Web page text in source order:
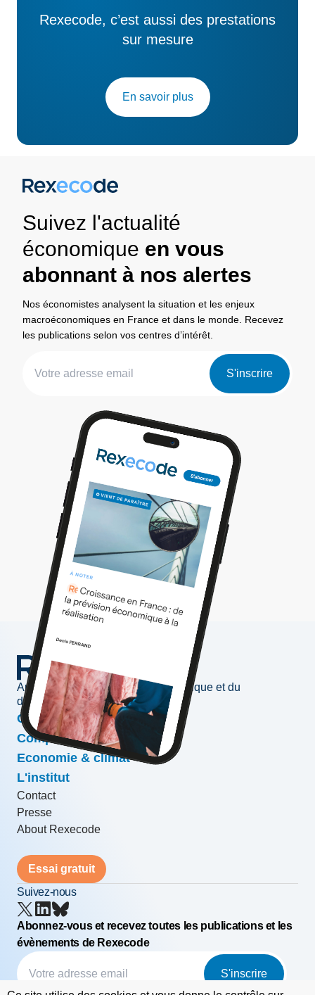
Rexecode, c’est aussi des prestations
sur mesure
En savoir plus
Suivez l'actualité
économique en vous
abonnant à nos alertes
Nos économistes analysent la situation et les enjeux
macroéconomiques en France et dans le monde. Recevez
les publications selon vos centres d’intérêt.
S'inscrire
Au service de l'information économique et du
développement des entreprises
Conjoncture & prévisions
Compétitivité & croissance
Economie & climat
L'institut
Contact
Presse
About Rexecode
Essai gratuit
Suivez-nous
Abonnez-vous et recevez toutes les publications et les
évènements de Rexecode
S'inscrire